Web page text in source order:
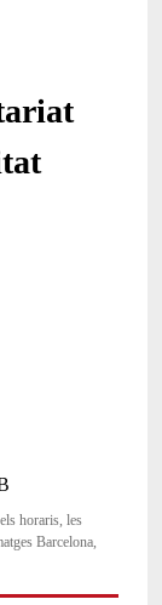
horaris, les
Barcelona,